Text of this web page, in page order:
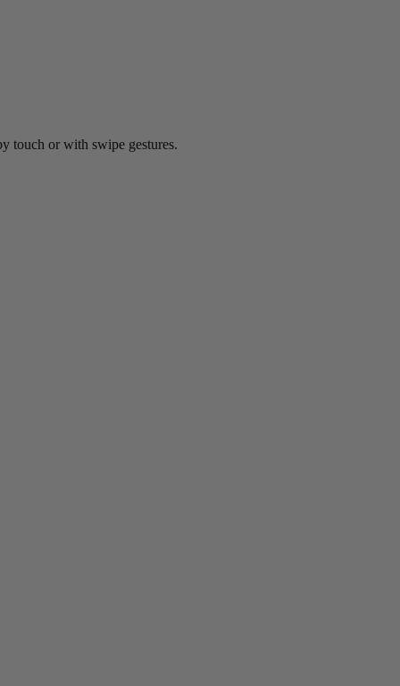
touch or with swipe gestures.